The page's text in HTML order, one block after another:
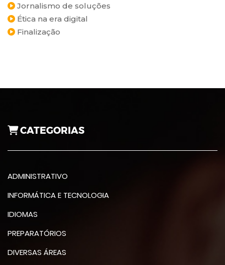
Jornalismo de soluções
Ética na era digital
Finalização
CATEGORIAS
ADMINISTRATIVO
INFORMÁTICA E TECNOLOGIA
IDIOMAS
PREPARATÓRIOS
DIVERSAS ÁREAS